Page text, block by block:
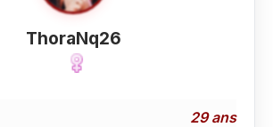
ThoraNq26
29 ans